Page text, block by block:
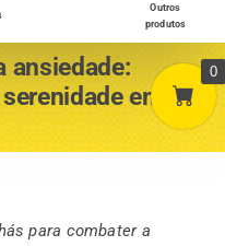
Outros
produtos
ansiedade:
em
para combater a
0